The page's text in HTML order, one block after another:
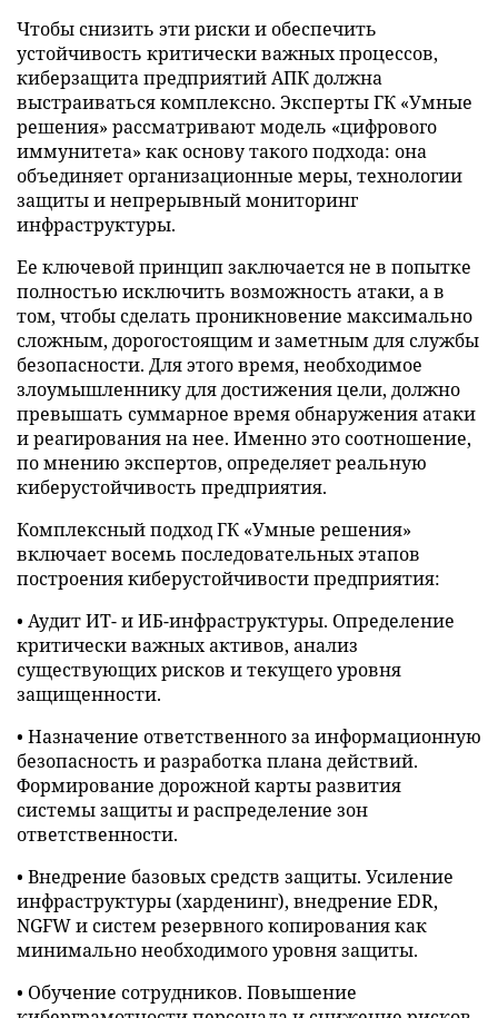
Чтобы снизить эти риски и обеспечить
устойчивость критически важных процессов,
киберзащита предприятий АПК должна
выстраиваться комплексно. Эксперты ГК «Умные
решения» рассматривают модель «цифрового
иммунитета» как основу такого подхода: она
объединяет организационные меры, технологии
защиты и непрерывный мониторинг
инфраструктуры.
Ее ключевой принцип заключается не в попытке
полностью исключить возможность атаки, а в
том, чтобы сделать проникновение максимально
сложным, дорогостоящим и заметным для службы
безопасности. Для этого время, необходимое
злоумышленнику для достижения цели, должно
превышать суммарное время обнаружения атаки
и реагирования на нее. Именно это соотношение,
по мнению экспертов, определяет реальную
киберустойчивость предприятия.
Комплексный подход ГК «Умные решения»
включает восемь последовательных этапов
построения киберустойчивости предприятия:
• Аудит ИТ- и ИБ-инфраструктуры. Определение
критически важных активов, анализ
существующих рисков и текущего уровня
защищенности.
• Назначение ответственного за информационную
безопасность и разработка плана действий.
Формирование дорожной карты развития
системы защиты и распределение зон
ответственности.
• Внедрение базовых средств защиты. Усиление
инфраструктуры (харденинг), внедрение EDR,
NGFW и систем резервного копирования как
минимально необходимого уровня защиты.
• Обучение сотрудников. Повышение